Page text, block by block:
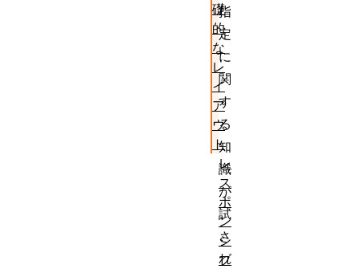
指
定
に
関
す
る
知
識
が
試
さ
れ
礎
的
な
レ
イ
ア
ウ
ト
レ
ス
ポ
ン
シ
ブ